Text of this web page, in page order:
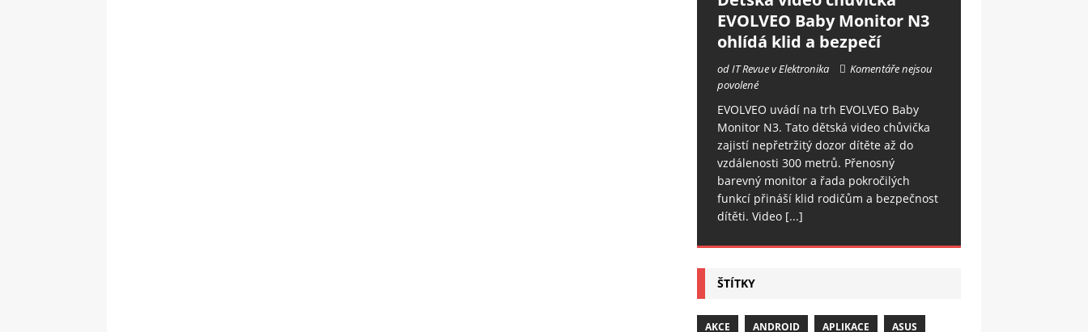
EVOLVEO Baby Monitor N3
ohlídá klid a bezpečí
od IT Revue v Elektronika
Komentáře nejsou
povolené
EVOLVEO uvádí na trh EVOLVEO Baby
Monitor N3. Tato dětská video chůvička
zajistí nepřetržitý dozor dítěte až do
vzdálenosti 300 metrů. Přenosný
barevný monitor a řada pokročilých
funkcí přináší klid rodičům a bezpečnost
dítěti. Video [...]
ŠTÍTKY
AKCE ANDROID APLIKACE ASUS